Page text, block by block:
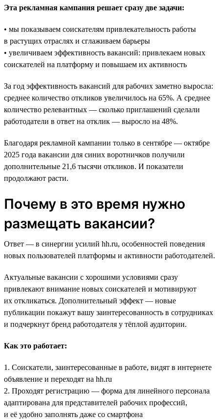
Эта рекламная кампания решает сразу две задачи:
• мы показываем соискателям привлекательность работы
в растущих отраслях и сглаживаем барьеры
• увеличиваем эффективность вакансий: привлекаем новых
соискателей на платформу и повышаем их активность
За год эффективность вакансий для рабочих заметно выросла:
среднее количество откликов увеличилось на 65%. А среднее
количество релевантных — сколько приглашений сделали
работодатели в ответ на отклик — выросло на 48%.
Благодаря рекламной кампании только в сентябре — октябре
2025 года вакансии для синих воротничков получили
дополнительные 21,6 тысячи откликов. И показатели
продолжают расти.
Почему в это время нужно
размещать вакансии?
Ответ — в синергии усилий hh.ru, особенностей поведения
новых пользователей платформы и активности работодателей.
Актуальные вакансии с хорошими условиями сразу
привлекают внимание новых соискателей и мотивируют
их откликаться. Дополнительный эффект — новые
публикации покажут вашу заинтересованность в сотрудниках
и подчеркнут бренд работодателя у тёплой аудитории.
Как это работает:
1. Соискатели, заинтересованные в работе, видят в интернете
объявление и переходят на hh.ru
2. Проходят регистрацию — форма для линейного персонала
адаптирована для представителей рабочих профессий,
и её удобно заполнять даже со смартфона